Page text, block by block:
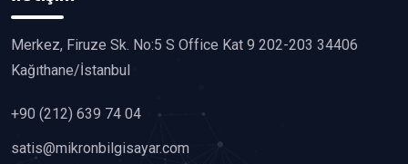
Merkez, Firuze Sk. No:5 S Office Kat 9 202-203 34406
Kağıthane/İstanbul
+90 (212) 639 74 04
satis@mikronbilgisayar.com